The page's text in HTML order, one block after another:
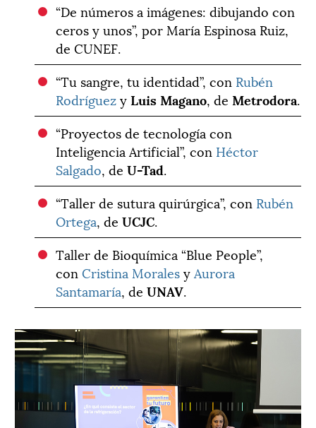
“De números a imágenes: dibujando con
ceros y unos”, por María Espinosa Ruiz,
de CUNEF.
“Tu sangre, tu identidad”, con Rubén
RodríguezyLuis Magano, de Metrodora.
“Proyectos de tecnología con
Inteligencia Artificial”, con Héctor
Salgado, deU-Tad.
“Taller de sutura quirúrgica”, con Rubén
Ortega, deUCJC.
Taller de Bioquímica “Blue People”,
conCristina MoralesyAurora
Santamaría, deUNAV.